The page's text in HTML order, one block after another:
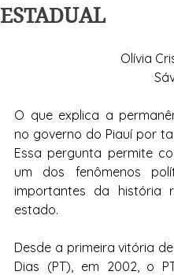
ESTADUAL
Olívia
O que explica a
no governo do Piauí por
Essa pergunta permite
um dos fenômenos
importantes da história
estado.
Desde a primeira vitória
Dias (PT), em 2002, o